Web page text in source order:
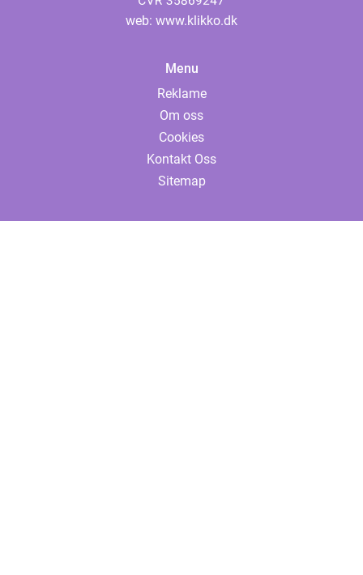
web: www.klikko.dk
Menu
Reklame
Om oss
Cookies
Kontakt Oss
Sitemap